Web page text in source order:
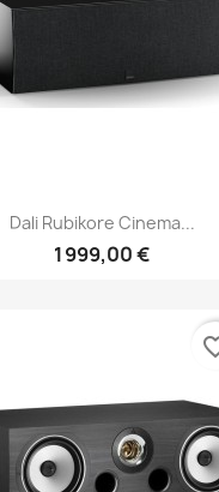
Dali Rubikore Cinema...
1 999,00 €